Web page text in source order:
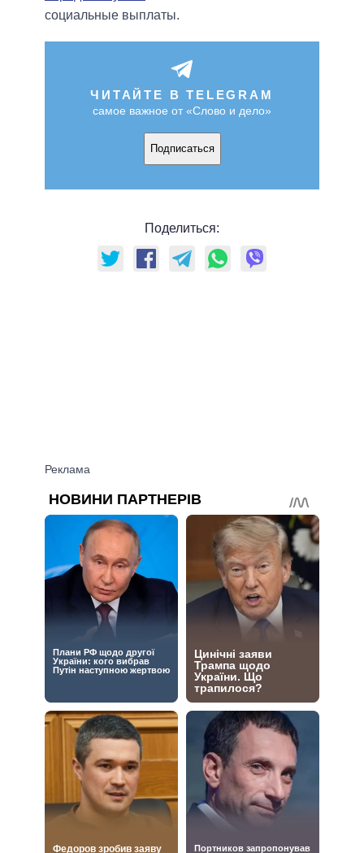
социальные выплаты.
ЧИТАЙТЕ В TELEGRAM
самое важное от «Слово и дело»
Подписаться
Поделиться: